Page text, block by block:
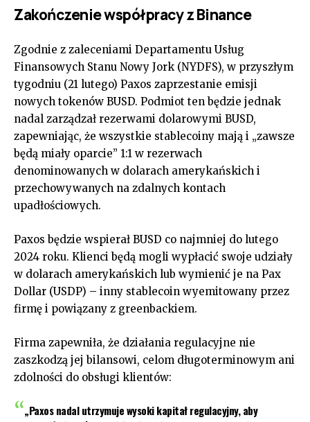
Zakończenie współpracy z Binance
Zgodnie z zaleceniami Departamentu Usług
Finansowych Stanu Nowy Jork (NYDFS), w przyszłym
tygodniu (21 lutego) Paxos zaprzestanie emisji
nowych tokenów BUSD. Podmiot ten będzie jednak
nadal zarządzał rezerwami dolarowymi BUSD,
zapewniając, że wszystkie stablecoiny mają i „zawsze
będą miały oparcie” 1:1 w rezerwach
denominowanych w dolarach amerykańskich i
przechowywanych na zdalnych kontach
upadłościowych.
Paxos będzie wspierał BUSD co najmniej do lutego
2024 roku. Klienci będą mogli wypłacić swoje udziały
w dolarach amerykańskich lub wymienić je na Pax
Dollar (USDP) – inny stablecoin wyemitowany przez
firmę i powiązany z greenbackiem.
Firma zapewniła, że działania regulacyjne nie
zaszkodzą jej bilansowi, celom długoterminowym ani
zdolności do obsługi klientów:
„Paxos nadal utrzymuje wysoki kapitał regulacyjny, aby